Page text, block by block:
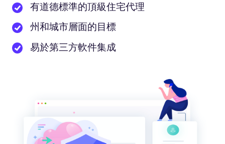
有道德標準的頂級住宅代理
州和城市層面的目標
易於第三方軟件集成